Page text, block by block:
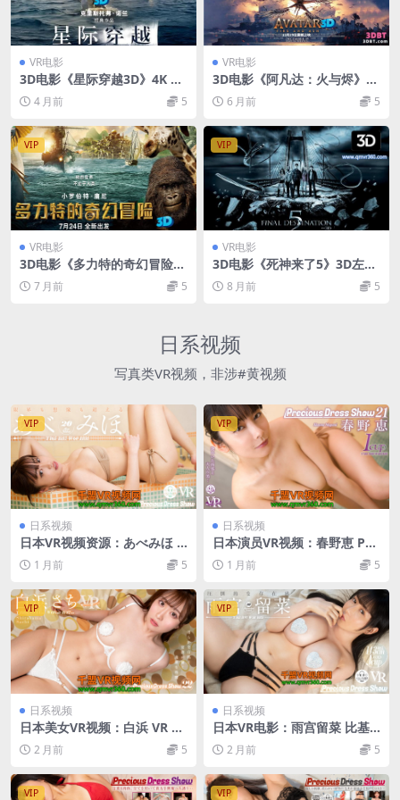
VR电影
3D电影《星际穿越3D》4K 左
右分屏格式 高清 网盘下载3D
电影 中文字幕
4 月前 5
VR电影
3D电影《阿凡达：火与烬》3
D 4K Avatar：Fire and Ash
3D 左右格式 高清4K 电影 下
载
6 月前 5
VIP
VR电影
3D电影《多力特的奇幻冒险》
3DIMAX版本.国英双语.3D出
屏国配字幕.Dolittle.2020.3D.
7 月前 5
VIP
VR电影
3D电影《死神来了5》3D左右
格式VR电影 1080P 高清 百度
网盘3D电影下载
8 月前 5
日系视频
写真类VR视频，非涉#黄视频
VIP
日系视频
日本VR视频资源：あべみほ P
recious Dress Show 20 大小
8.6G 日本视频VR番号：PDS0
20
1 月前 5
VIP
日系视频
日本演员VR视频：春野恵 Pre
cious Dress Show 21 大小8.
6G 番号 PDS021
1 月前 5
VIP
日系视频
日本美女VR视频：白浜 VR Pr
ecious Dress Show22 VR番
号：PDS022 大小10.1G
2 月前 5
VIP
日系视频
日本VR电影：雨宫留菜 比基
尼Precious Dress Show18 P
DS018 7.3G
2 月前 5
VIP VIP